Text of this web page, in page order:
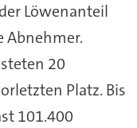
Löwenanteil
Abnehmer.
20
Platz. Bis
101.400